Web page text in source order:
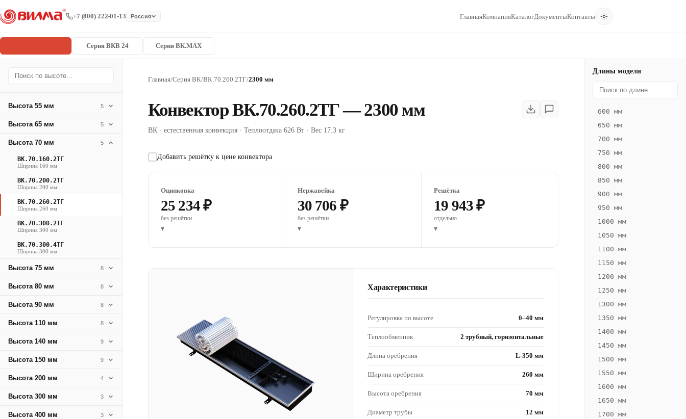
+7 (800) 222-01-13 Россия ГлавнаяКомпанияКаталогДокументыКонтакты
Серия ВКВ 24 Серия ВК.MAX
Высота 55 мм 5
Высота 65 мм 5
Высота 70 мм 5
ВК.70.160.2ТГ
Ширина 160 мм
ВК.70.200.2ТГ
Ширина 200 мм
ВК.70.260.2ТГ
Ширина 260 мм
ВК.70.300.2ТГ
Ширина 300 мм
ВК.70.300.4ТГ
Ширина 300 мм
Высота 75 мм 8
Высота 80 мм 8
Высота 90 мм 8
Высота 110 мм 8
Высота 140 мм 9
Высота 150 мм 9
Высота 200 мм 4
Высота 300 мм 3
Высота 400 мм 3
Главная/Серия ВК/ВК.70.260.2ТГ/2300 мм
Конвектор ВК.70.260.2ТГ — 2300 мм
ВК · естественная конвекция · Теплоотдача 626 Вт · Вес 17.3 кг
Добавить решётку к цене конвектора
Оцинковка
25 234 ₽
без решётки
▾
Нержавейка
30 706 ₽
без решётки
▾
Решётка
19 943 ₽
отдельно
▾
Характеристики
Регулировка по высоте 0–40 мм
Теплообменник 2 трубный, горизонтальные
Длина оребрения L-350 мм
Ширина оребрения 260 мм
Высота оребрения 70 мм
Диаметр трубы 12 мм
Длины модели
600 мм
650 мм
700 мм
750 мм
800 мм
850 мм
900 мм
950 мм
1000 мм
1050 мм
1100 мм
1150 мм
1200 мм
1250 мм
1300 мм
1350 мм
1400 мм
1450 мм
1500 мм
1550 мм
1600 мм
1650 мм
1700 мм